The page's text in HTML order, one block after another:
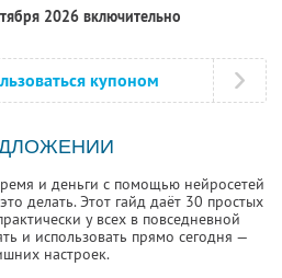
2026 включительно
купоном
и деньги с помощью нейросетей
делать. Этот гайд даёт 30 простых
у всех в повседневной
и использовать прямо сегодня —
настроек.